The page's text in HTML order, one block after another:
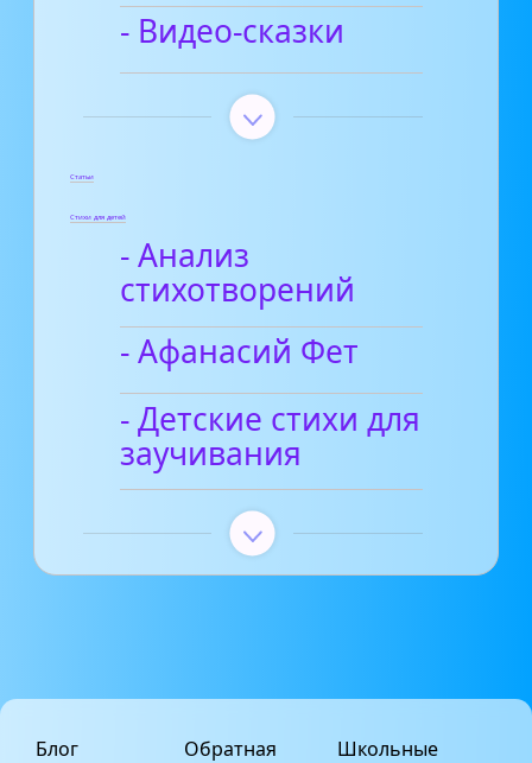
- Видео-сказки
Статьи
Стихи для детей
- Анализ
стихотворений
- Афанасий Фет
- Детские стихи для
заучивания
Блог Обратная Школьные